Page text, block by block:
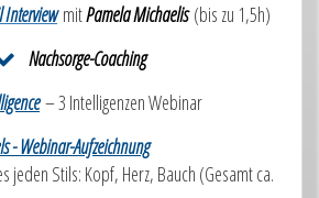
InterviewmitPamela Michaelis(bis zu 1,5h)
Nachsorge-Coaching
– 3 Intelligenzen Webinar
- Webinar-Aufzeichnung
jeden Stils: Kopf, Herz, Bauch (Gesamt ca.